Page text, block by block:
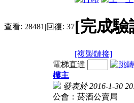
查看: 28481 |回復: 37[完成驗
[複製鏈接]
電梯直達
樓主
發表於 2016-1-30
公會：菸酒公賣局